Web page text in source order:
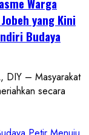
yang Kini
Budaya
DIY – Masyarakat
secara